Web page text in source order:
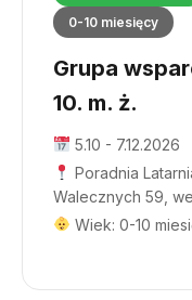
0-10 miesięcy
Grupa
10. m. ż.
5.10 - 7.12.2026
Poradnia
Walecznych 59,
Wiek: 0-10